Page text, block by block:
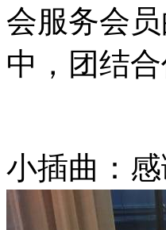
会服务会
中，团结
小插曲：